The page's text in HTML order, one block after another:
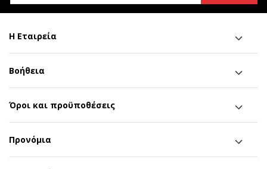
Η Εταιρεία
Βοήθεια
Όροι και προϋποθέσεις
Προνόμια